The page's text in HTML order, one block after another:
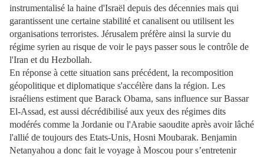
instrumentalisé la haine d'Israël depuis des décennies mais qui
garantissent une certaine stabilité et canalisent ou utilisent les
organisations terroristes. Jérusalem préfère ainsi la survie du
régime syrien au risque de voir le pays passer sous le contrôle de
l'Iran et du Hezbollah.
En réponse à cette situation sans précédent, la recomposition
géopolitique et diplomatique s'accélère dans la région. Les
israéliens estiment que Barack Obama, sans influence sur Bassar
El-Assad, est aussi décrédibilisé aux yeux des régimes dits
modérés comme la Jordanie ou l'Arabie saoudite après avoir lâché
l'allié de toujours des Etats-Unis, Hosni Moubarak. Benjamin
Netanyahou a donc fait le voyage à Moscou pour s’entretenir